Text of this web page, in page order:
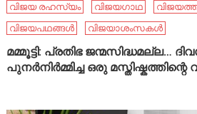
വിജയ രഹസ്യം
വിജയഗാഥ
വിജയപഥങ്ങൾ
വിജയാശംസകൾ
മമ്മൂട്ടി: പ്രതിഭ ജന്മസിദ്ധമല്ല…
പുനർനിർമ്മിച്ച ഒരു